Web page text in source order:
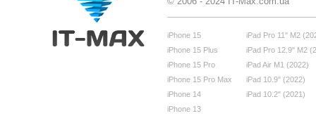
iPhone 15
iPhone 15 Plus
iPhone 15 Pro
iPhone 15 Pro Max
iPhone 14
iPhone 13
iPad Pro 11" M2
iPad Pro 12.9" M2
iPad Air M1 (2022)
iPad 10.9" (2022)
iPad 10.2" (2021)